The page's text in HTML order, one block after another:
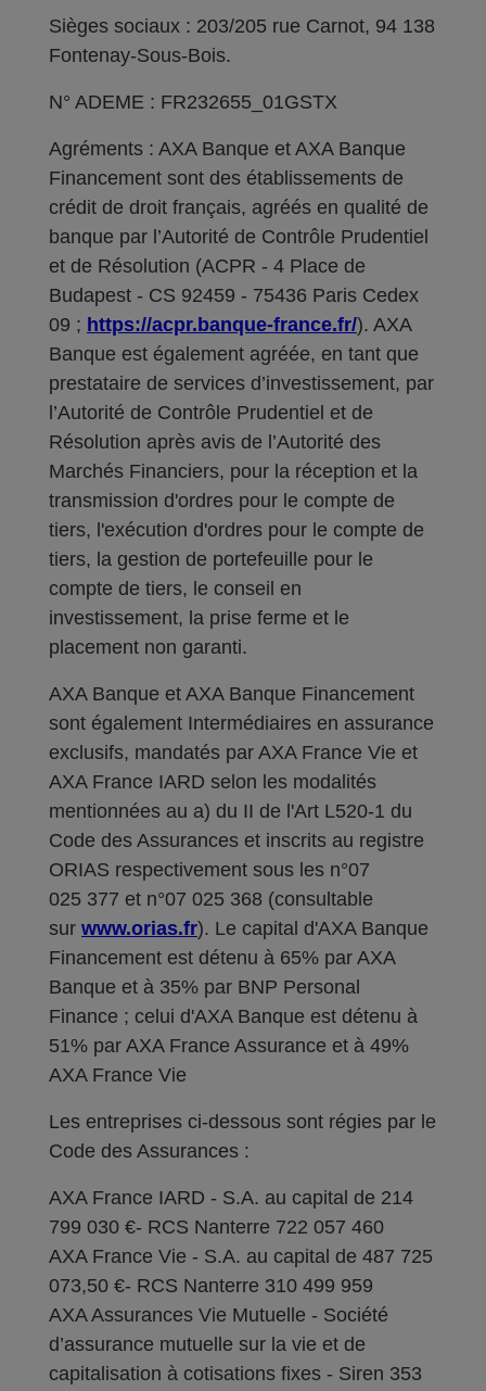
Sièges sociaux : 203/205 rue Carnot, 94 138
Fontenay-Sous-Bois.
N° ADEME : FR232655_01GSTX
Agréments : AXA Banque et AXA Banque
Financement sont des établissements de
crédit de droit français, agréés en qualité de
banque par l’Autorité de Contrôle Prudentiel
et de Résolution (ACPR - 4 Place de
Budapest - CS 92459 - 75436 Paris Cedex
09 ; https://acpr.banque-france.fr/). AXA
Banque est également agréée, en tant que
prestataire de services d’investissement, par
l’Autorité de Contrôle Prudentiel et de
Résolution après avis de l’Autorité des
Marchés Financiers, pour la réception et la
transmission d'ordres pour le compte de
tiers, l'exécution d'ordres pour le compte de
tiers, la gestion de portefeuille pour le
compte de tiers, le conseil en
investissement, la prise ferme et le
placement non garanti.
AXA Banque et AXA Banque Financement
sont également Intermédiaires en assurance
exclusifs, mandatés par AXA France Vie et
AXA France IARD selon les modalités
mentionnées au a) du II de l'Art L520-1 du
Code des Assurances et inscrits au registre
ORIAS respectivement sous les n°07
025 377 et n°07 025 368 (consultable
sur www.orias.fr). Le capital d'AXA Banque
Financement est détenu à 65% par AXA
Banque et à 35% par BNP Personal
Finance ; celui d'AXA Banque est détenu à
51% par AXA France Assurance et à 49%
AXA France Vie
Les entreprises ci-dessous sont régies par le
Code des Assurances :
AXA France IARD - S.A. au capital de 214
799 030 €- RCS Nanterre 722 057 460
AXA France Vie - S.A. au capital de 487 725
073,50 €- RCS Nanterre 310 499 959
AXA Assurances Vie Mutuelle - Société
d’assurance mutuelle sur la vie et de
capitalisation à cotisations fixes - Siren 353